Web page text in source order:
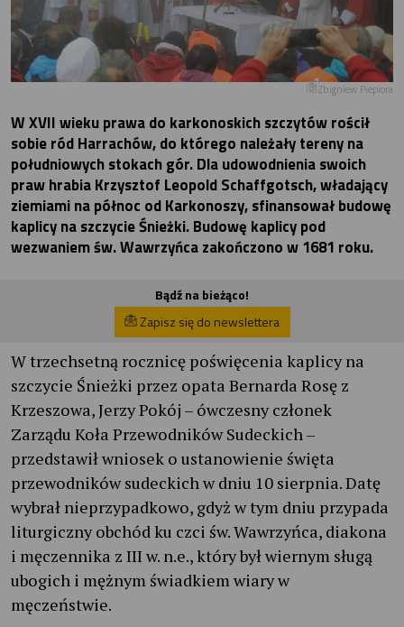
Zbigniew Piepiora
W XVII wieku prawa do karkonoskich szczytów rościł
sobie ród Harrachów, do którego należały tereny na
południowych stokach gór. Dla udowodnienia swoich
praw hrabia Krzysztof Leopold Schaffgotsch, władający
ziemiami na północ od Karkonoszy, sfinansował budowę
kaplicy na szczycie Śnieżki. Budowę kaplicy pod
wezwaniem św. Wawrzyńca zakończono w 1681 roku.
Bądź na bieżąco!
Zapisz się do newslettera
W trzechsetną rocznicę poświęcenia kaplicy na
szczycie Śnieżki przez opata Bernarda Rosę z
Krzeszowa, Jerzy Pokój – ówczesny członek
Zarządu Koła Przewodników Sudeckich –
przedstawił wniosek o ustanowienie święta
przewodników sudeckich w dniu 10 sierpnia. Datę
wybrał nieprzypadkowo, gdyż w tym dniu przypada
liturgiczny obchód ku czci św. Wawrzyńca, diakona
i męczennika z III w. n.e., który był wiernym sługą
ubogich i mężnym świadkiem wiary w
męczeństwie.